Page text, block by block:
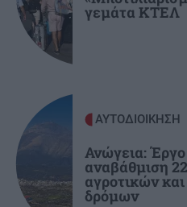
Ρέθυμνο: Δημόσιος
επιχείρησαν για τον
λουόμενων από τη φωτιά
γεμάτα ΚΤΕΛ
ΑΥΤΟΔΙΟΙΚΗΣΗ
Ανώγεια:
αναβάθμιση
αγροτικών
δρόμων